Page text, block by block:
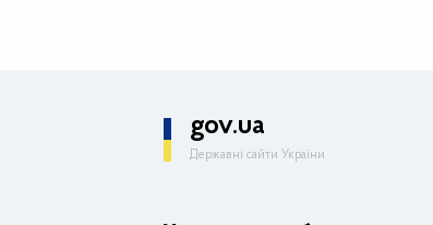
gov.ua
Державні сайти України
Керівництво адміністрації